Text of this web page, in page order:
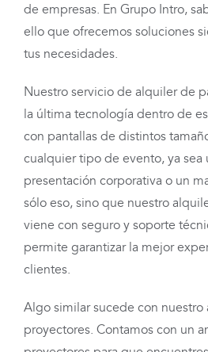
de empresas. En Grupo Intro,
ello que ofrecemos soluciones
tus necesidades.
Nuestro servicio de alquiler de
la última tecnología dentro de
con pantallas de distintos
cualquier tipo de evento, ya sea
presentación corporativa o un
sólo eso, sino que nuestro
viene con seguro y soporte
permite garantizar la mejor
clientes.
Algo similar sucede con nuestro
proyectores. Contamos con un